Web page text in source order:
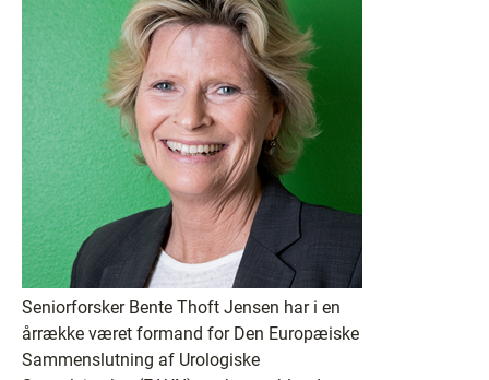
Seniorforsker Bente Thoft Jensen har i en
årrække været formand for Den Europæiske
Sammenslutning af Urologiske